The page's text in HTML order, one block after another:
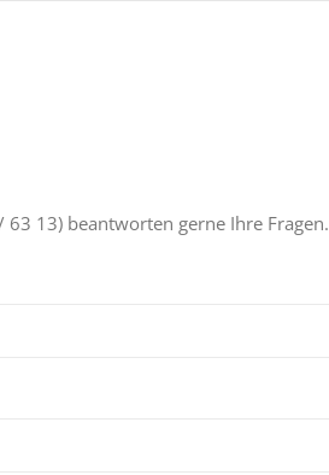
13) beantworten gerne Ihre Fragen.